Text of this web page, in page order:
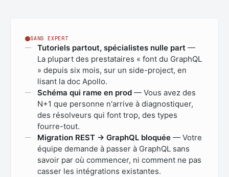
SANS EXPERT
Tutoriels partout, spécialistes nulle part —
La plupart des prestataires « font du GraphQL
» depuis six mois, sur un side-project, en
lisant la doc Apollo.
Schéma qui rame en prod — Vous avez des
N+1 que personne n'arrive à diagnostiquer,
des résolveurs qui font trop, des types
fourre-tout.
Migration REST → GraphQL bloquée — Votre
équipe demande à passer à GraphQL sans
savoir par où commencer, ni comment ne pas
casser les intégrations existantes.